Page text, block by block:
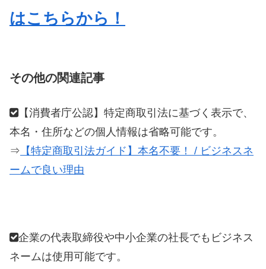
はこちらから！
その他の関連記事
【消費者庁公認】特定商取引法に基づく表示で、
本名・住所などの個人情報は省略可能です。
⇒ 【特定商取引法ガイド】本名不要！ / ビジネスネ
ームで良い理由
企業の代表取締役や中小企業の社長でもビジネス
ネームは使用可能です。